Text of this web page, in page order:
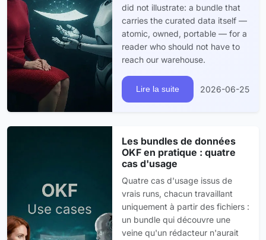
did not illustrate: a bundle that
carries the curated data itself —
atomic, owned, portable — for a
reader who should not have to
reach our warehouse.
Lire la suite 2026-06-25
Les bundles de données
OKF en pratique : quatre
cas d'usage
Quatre cas d'usage issus de
vrais runs, chacun travaillant
uniquement à partir des fichiers :
un bundle qui découvre une
veine qu'un rédacteur n'aurait